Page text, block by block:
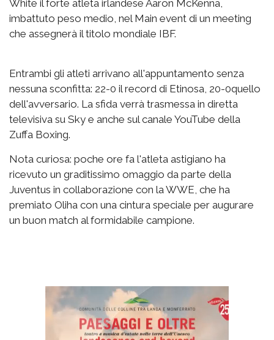
White il forte atleta irlandese Aaron McKenna,
imbattuto peso medio, nel Main event di un meeting
che assegnerà il titolo mondiale IBF.
Entrambi gli atleti arrivano all'appuntamento senza
nessuna sconfitta: 22-0 il record di Etinosa, 20-0quello
dell'avversario. La sfida verrà trasmessa in diretta
televisiva su Sky e anche sul canale YouTube della
Zuffa Boxing.
Nota curiosa: poche ore fa l'atleta astigiano ha
ricevuto un graditissimo omaggio da parte della
Juventus in collaborazione con la WWE, che ha
premiato Oliha con una cintura speciale per augurare
un buon match al formidabile campione.